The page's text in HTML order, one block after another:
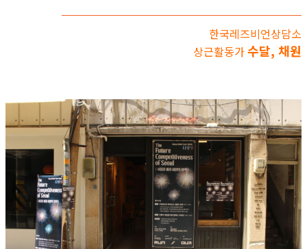
한국레즈비언상담소
상근활동가수달, 채원